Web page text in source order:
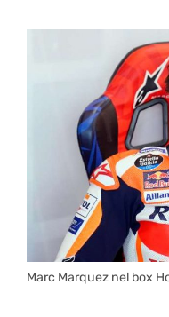
Marc Marquez nel box